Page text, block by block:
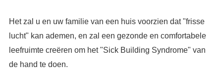
Het zal u en uw familie van een huis voorzien dat "frisse
lucht" kan ademen, en zal een gezonde en comfortabele
leefruimte creëren om het "Sick Building Syndrome" van
de hand te doen.